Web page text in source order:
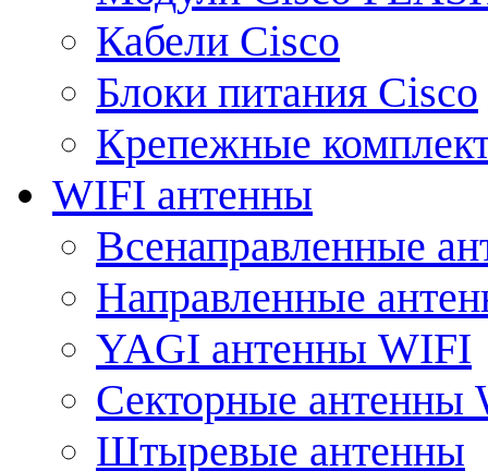
Кабели Cisco
Блоки питания Cisco
Крепежные
WIFI антенны
Всенаправленные
Направленные
YAGI антенны WIFI
Секторные антенны
Штыревые антенны